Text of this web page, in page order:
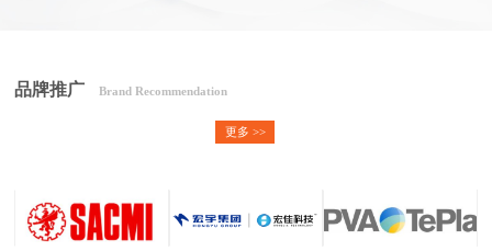
品牌推广 Brand Recommendation
更多 >>